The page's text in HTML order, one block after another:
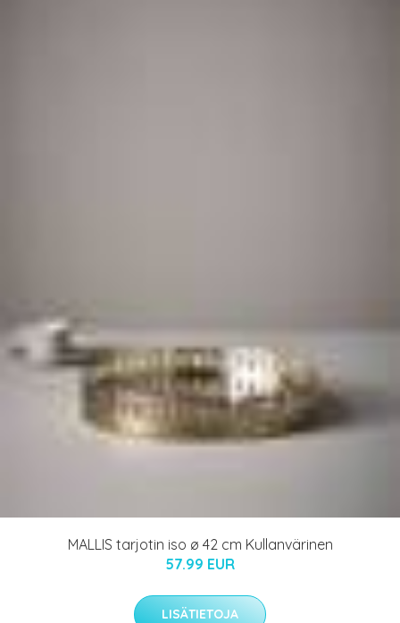
MALLIS tarjotin iso ø 42 cm Kullanvärinen
57.99 EUR
LISÄTIETOJA